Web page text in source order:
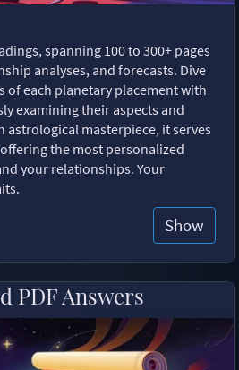
spanning 100 to 300+ pages
analyses, and forecasts. Dive
of each planetary placement with
examining their aspects and
astrological masterpiece, it serves
the most personalized
your relationships. Your
Show
PDF Answers